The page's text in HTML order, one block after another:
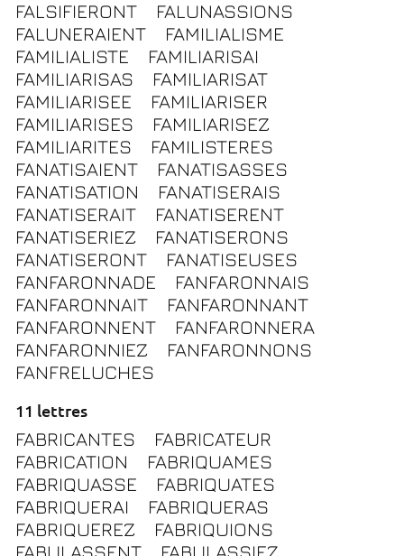
FALSIFIERONT
FALUNASSIONS
FALUNERAIENT
FAMILIALISME
FAMILIALISTE
FAMILIARISAI
FAMILIARISAS
FAMILIARISAT
FAMILIARISEE
FAMILIARISER
FAMILIARISES
FAMILIARISEZ
FAMILIARITES
FAMILISTERES
FANATISAIENT
FANATISASSES
FANATISATION
FANATISERAIS
FANATISERAIT
FANATISERENT
FANATISERIEZ
FANATISERONS
FANATISERONT
FANATISEUSES
FANFARONNADE
FANFARONNAIS
FANFARONNAIT
FANFARONNANT
FANFARONNENT
FANFARONNERA
FANFARONNIEZ
FANFARONNONS
FANFRELUCHES
11 lettres
FABRICANTES
FABRICATEUR
FABRICATION
FABRIQUAMES
FABRIQUASSE
FABRIQUATES
FABRIQUERAI
FABRIQUERAS
FABRIQUEREZ
FABRIQUIONS